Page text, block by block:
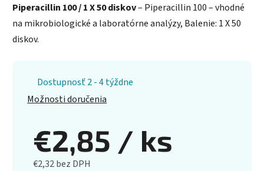
Piperacillin 100 / 1 X 50 diskov– Piperacillin 100 – vhodné
na mikrobiologické a laboratórne analýzy, Balenie: 1 X 50
diskov.
Dostupnosť 2 - 4 týždne
Možnosti doručenia
€2,85 / ks
€2,32 bez DPH